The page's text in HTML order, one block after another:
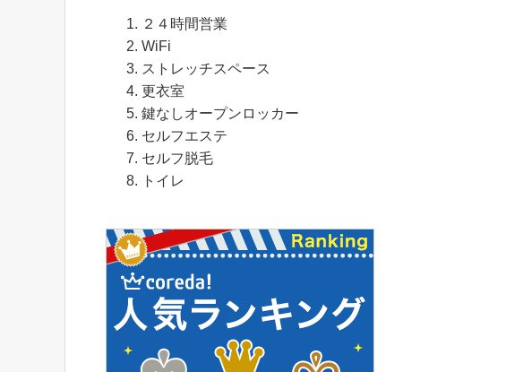
２４時間営業
WiFi
ストレッチスペース
更衣室
鍵なしオープンロッカー
セルフエステ
セルフ脱毛
トイレ